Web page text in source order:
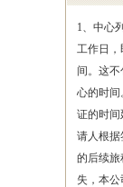
1、中心
工作日，
间。这
心的时间
证的时间
请人根据
的后续旅
失，本公